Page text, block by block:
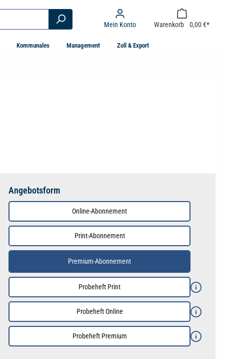
Mein Konto Warenkorb 0,00 €*
Kommunales Management Zoll & Export
Angebotsform
Online-Abonnement
Print-Abonnement
Premium-Abonnement
Probeheft Print
Probeheft Online
Probeheft Premium